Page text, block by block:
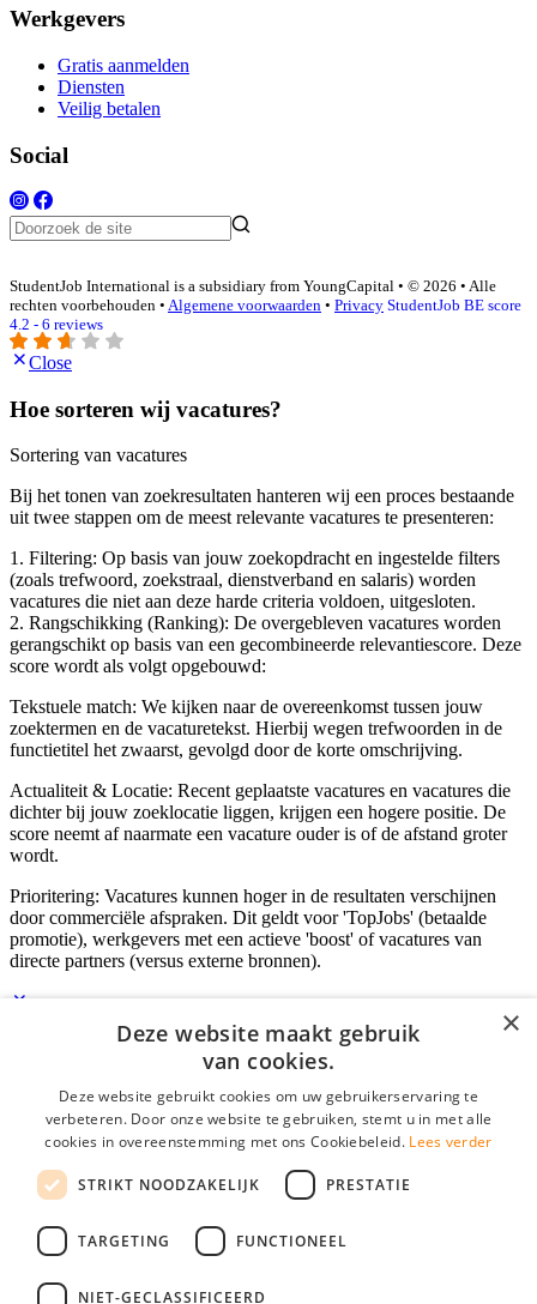
Werkgevers
Gratis aanmelden
Diensten
Veilig betalen
Social
StudentJob International is a subsidiary from YoungCapital • © 2026 • Alle
rechten voorbehouden • Algemene voorwaarden • Privacy StudentJob BE score
4.2 - 6 reviews
Close
Hoe sorteren wij vacatures?
Sortering van vacatures
Bij het tonen van zoekresultaten hanteren wij een proces bestaande
uit twee stappen om de meest relevante vacatures te presenteren:
1. Filtering: Op basis van jouw zoekopdracht en ingestelde filters
(zoals trefwoord, zoekstraal, dienstverband en salaris) worden
vacatures die niet aan deze harde criteria voldoen, uitgesloten.
2. Rangschikking (Ranking): De overgebleven vacatures worden
gerangschikt op basis van een gecombineerde relevantiescore. Deze
score wordt als volgt opgebouwd:
Tekstuele match: We kijken naar de overeenkomst tussen jouw
zoektermen en de vacaturetekst. Hierbij wegen trefwoorden in de
functietitel het zwaarst, gevolgd door de korte omschrijving.
Actualiteit & Locatie: Recent geplaatste vacatures en vacatures die
dichter bij jouw zoeklocatie liggen, krijgen een hogere positie. De
score neemt af naarmate een vacature ouder is of de afstand groter
wordt.
Prioritering: Vacatures kunnen hoger in de resultaten verschijnen
door commerciële afspraken. Dit geldt voor 'TopJobs' (betaalde
promotie), werkgevers met een actieve 'boost' of vacatures van
directe partners (versus externe bronnen).
E-mail*
Wachtwoord
login gegevens onthouden
login
Bedrijf aanmelden
×
Deze website maakt gebruik
van cookies.
Deze website gebruikt cookies om uw gebruikerservaring te
verbeteren. Door onze website te gebruiken, stemt u in met alle
cookies in overeenstemming met ons Cookiebeleid. Lees verder
STRIKT NOODZAKELIJK PRESTATIE
TARGETING FUNCTIONEEL
NIET-GECLASSIFICEERD